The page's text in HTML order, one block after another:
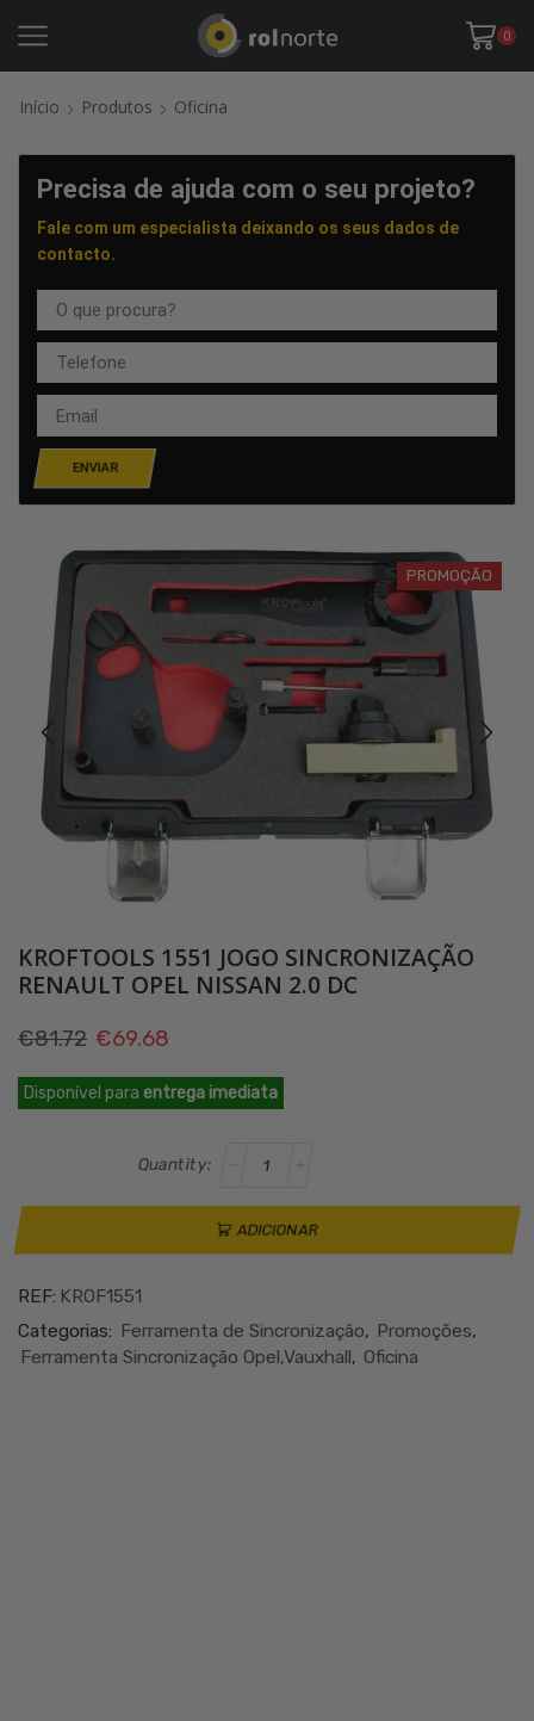
0
Início Produtos Oficina
Precisa de ajuda com o seu projeto?
Fale com um especialista deixando os seus dados de
contacto.
ENVIAR
PROMOÇÃO
KROFTOOLS 1551 JOGO SINCRONIZAÇÃO
RENAULT OPEL NISSAN 2.0 DC
€81.72 O
preço
original
€81.72.
€69.68
preço
atual
€69.68.
Disponível para entrega imediata
1551
OPEL
NISSAN
2.0
ADICIONAR
REF: KROF1551
Categorias: Ferramenta de Sincronização, Promoções,
Ferramenta Sincronização Opel,Vauxhall, Oficina